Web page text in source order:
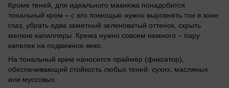
Кроме теней, для идеального макияжа понадобится
тональный крем – с его помощью нужно выровнять тон в зоне
глаз, убрать едва заметный зеленоватый оттенок, скрыть
мелкие капилляры. Крема нужно совсем немного – пару
капелек на подвижное веко.
На тональный крем наносится праймер (фиксатор),
обеспечивающий стойкость любых теней: сухих, масляных
или муссовых.